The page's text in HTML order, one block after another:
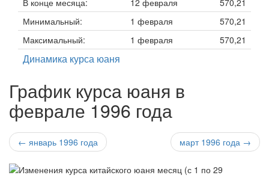
В конце месяца:
12 февраля
570,21
Минимальный:
1 февраля
570,21
Максимальный:
1 февраля 570,21
Динамика курса юаня
График курса юаня в
феврале 1996 года
← январь 1996 года март 1996 года →